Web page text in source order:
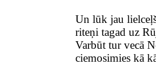
Un lūk jau
riteņi tagad uz
Varbūt tur vecā
ciemosimies kā